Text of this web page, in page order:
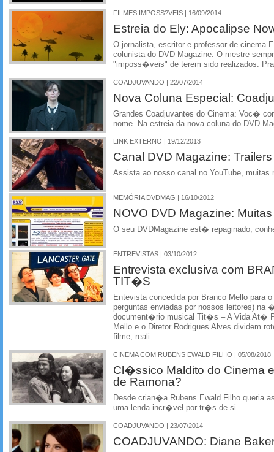
FILMES IMPOSS?VEIS | 16/09/2014
Estreia do Ely: Apocalipse
O jornalista, escritor e professor de cinema
colunista do DVD Magazine. O mestre
"imposs�veis" de terem sido realizados.
COADJUVANDO | 22/07/2014
Nova Coluna Especial:
Grandes Coadjuvantes do Cinema: Voc�
nome. Na estreia da nova coluna do DVD
LINK EXTERNO | 19/12/2013
Canal DVD Magazine:
Assista ao nosso canal no YouTube,
MEMÓRIA DVDMAG | 16/10/2012
NOVO DVD Magazine:
O seu DVDMagazine est� repaginado,
ENTREVISTAS | 03/10/2012
Entrevista exclusiva com
TIT�S
Entevista concedida por Branco Mello para
perguntas enviadas por nossos leitores) na
document�rio musical Tit�s – A Vida At�
Mello e o Diretor Rodrigues Alves dividem
filme, reali...
CINEMA COM RUBENS EWALD FILHO | 05/08/2018
Cl�ssico Maldito do Cinema
de Ramona?
Desde crian�a Rubens Ewald Filho queria
uma lenda incr�vel por tr�s de si
COADJUVANDO | 23/07/2014
COADJUVANDO: Diane